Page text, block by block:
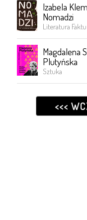
Izabela
Nomadzi
Literatura Faktu
Magdalena
Plutyńska
Sztuka
<<<